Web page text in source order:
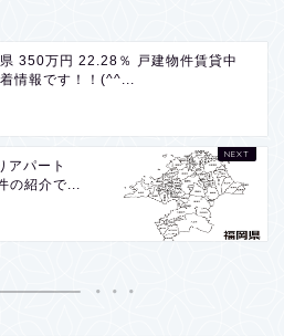
350万円 22.28％ 戸建物件賃貸中
情報です！！(^^...
アパート
の紹介で...